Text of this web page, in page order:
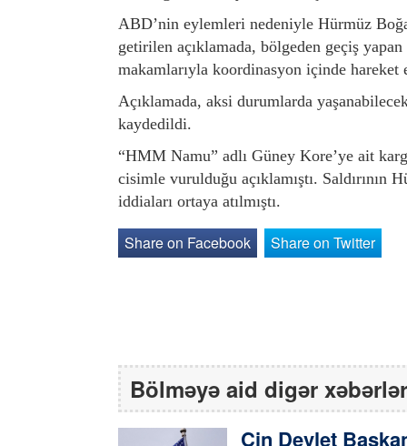
ABD’nin eylemleri nedeniyle Hürmüz
getirilen açıklamada, bölgeden geçiş
makamlarıyla koordinasyon içinde hareket
Açıklamada, aksi durumlarda
kaydedildi.
“HMM Namu” adlı Güney Kore’ye ait
cisimle vurulduğu açıklamıştı. Saldırının
iddiaları ortaya atılmıştı.
Share on Facebook Share on Twitter
Bölməyə aid digər xəbərlər
Çin Devlet